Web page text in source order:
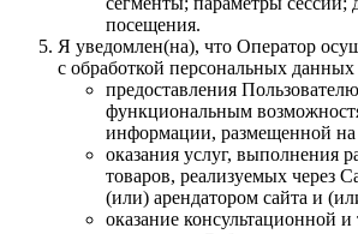
посещения.
Я уведомлен(на), что Оператор
с обработкой персональных
предоставления
функциональным
информации, размещенной на
оказания услуг, выполнения
товаров, реализуемых через
(или) арендатором сайта и
оказание консультационной и